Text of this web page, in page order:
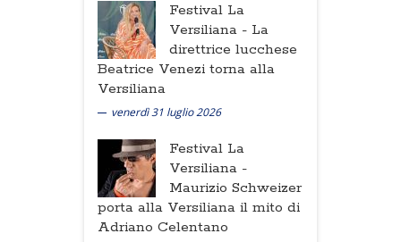
Festival La
Versiliana - La
direttrice lucchese
Beatrice Venezi torna alla
Versiliana
venerdì 31 luglio 2026
Festival La
Versiliana -
Maurizio Schweizer
porta alla Versiliana il mito di
Adriano Celentano